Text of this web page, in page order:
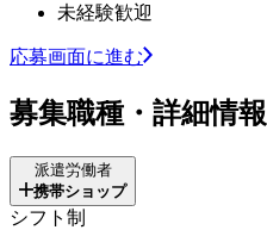
未経験歓迎
応募画面に進む
募集職種・詳細情報
派遣労働者
携帯ショップ
シフト制